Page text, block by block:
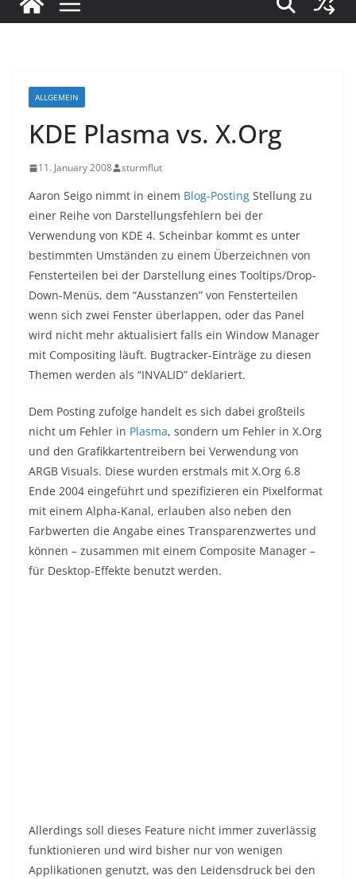
ALLGEMEIN
KDE Plasma vs. X.Org
11. January 2008 sturmflut
Aaron Seigo nimmt in einem Blog-Posting Stellung zu
einer Reihe von Darstellungsfehlern bei der
Verwendung von KDE 4. Scheinbar kommt es unter
bestimmten Umständen zu einem Überzeichnen von
Fensterteilen bei der Darstellung eines Tooltips/Drop-
Down-Menüs, dem “Ausstanzen” von Fensterteilen
wenn sich zwei Fenster überlappen, oder das Panel
wird nicht mehr aktualisiert falls ein Window Manager
mit Compositing läuft. Bugtracker-Einträge zu diesen
Themen werden als “INVALID” deklariert.
Dem Posting zufolge handelt es sich dabei großteils
nicht um Fehler in Plasma, sondern um Fehler in X.Org
und den Grafikkartentreibern bei Verwendung von
ARGB Visuals. Diese wurden erstmals mit X.Org 6.8
Ende 2004 eingeführt und spezifizieren ein Pixelformat
mit einem Alpha-Kanal, erlauben also neben den
Farbwerten die Angabe eines Transparenzwertes und
können – zusammen mit einem Composite Manager –
für Desktop-Effekte benutzt werden.
Allerdings soll dieses Feature nicht immer zuverlässig
funktionieren und wird bisher nur von wenigen
Applikationen genutzt, was den Leidensdruck bei den